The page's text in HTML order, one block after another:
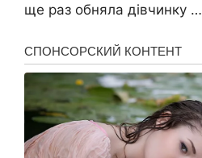
ще раз обняла дівчинку …